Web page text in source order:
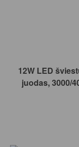
12W LED
juodas, 3000/